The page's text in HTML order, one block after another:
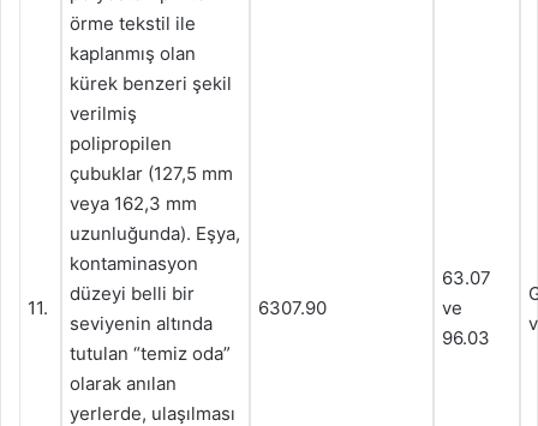
11.
örme tekstil ile
kaplanmış olan
kürek benzeri şekil
verilmiş
polipropilen
çubuklar (127,5 mm
veya 162,3 mm
uzunluğunda). Eşya,
kontaminasyon
düzeyi belli bir
seviyenin altında
tutulan “temiz oda”
olarak anılan
yerlerde, ulaşılması
6307.90
63.07
ve
96.03